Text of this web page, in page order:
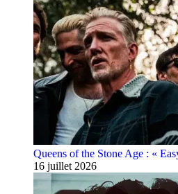
Queens of the Stone Age : «
16 juillet 2026